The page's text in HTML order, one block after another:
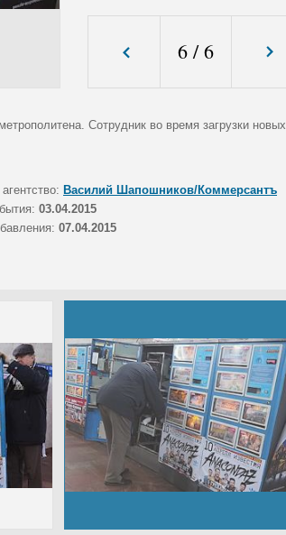
6/6
Сотрудник во время загрузки новых
Василий Шапошников/Коммерсантъ
03.04.2015
07.04.2015